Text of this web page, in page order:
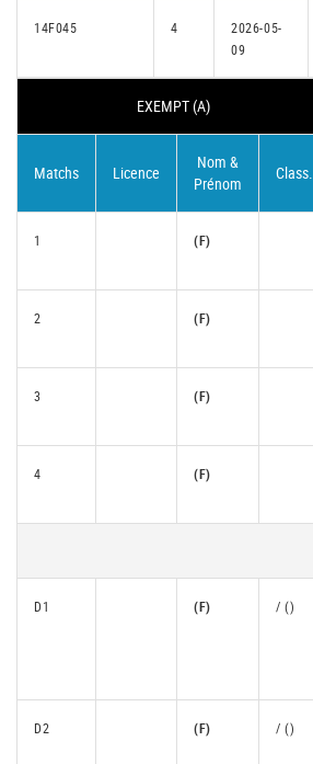
14F045 4
2026-05-
09
EXEMPT (A)
Matchs Licence
Nom &
Prénom
Class.
1 (F)
2 (F)
3 (F)
4 (F)
D1 (F) / ()
D2 (F) / ()